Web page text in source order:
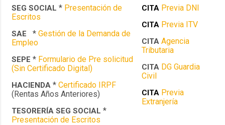
SEG SOCIAL * Presentación de
Escritos
SAE *Gestión de la Demanda de
Empleo
SEPE * Formulario de Pre solicitud
(Sin Certificado Digital)
HACIENDA *Certificado IRPF
(Rentas Años Anteriores)
TESORERÍA SEG SOCIAL *
Presentación de Escritos
CITA Previa DNI
CITA Previa ITV
CITA Agencia
Tributaria
CITA DG Guardia
Civil
CITA Previa
Extranjería